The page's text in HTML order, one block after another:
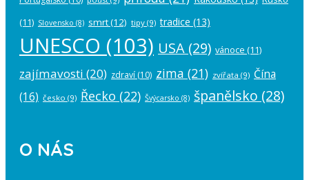
(11) Slovensko (8) smrt(12) tipy (9) tradice (13)
UNESCO (103) USA (29) vánoce (11)
zajímavosti (20) zdraví (10) zima (21) zvířata (9) Čína
(16) česko (9) Řecko (22) Švýcarsko (8) španělsko (28)
O NÁS